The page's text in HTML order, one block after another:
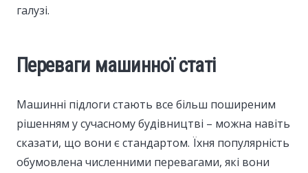
галузі.
Переваги машинної статі
Машинні підлоги стають все більш поширеним
рішенням у сучасному будівництві – можна навіть
сказати, що вони є стандартом. Їхня популярність
обумовлена численними перевагами, які вони